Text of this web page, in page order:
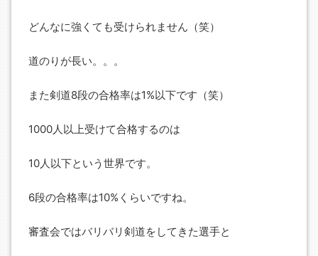
どんなに強くても受けられません（笑）
道のりが長い。。。
また剣道8段の合格率は1%以下です（笑）
1000人以上受けて合格するのは
10人以下という世界です。
6段の合格率は10%くらいですね。
審査会ではバリバリ剣道をしてきた選手と